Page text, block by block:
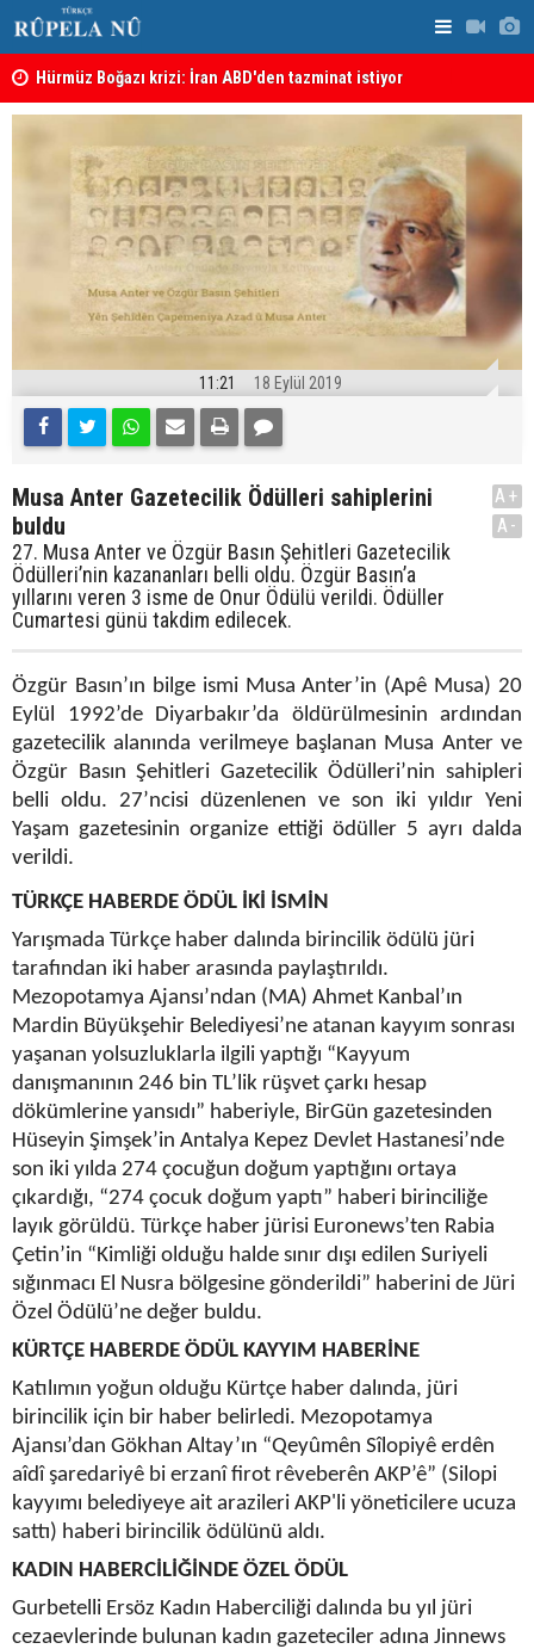
Hürmüz Boğazı krizi: İran ABD'den tazminat istiyor
11:21 18 Eylül 2019
Musa Anter Gazetecilik Ödülleri sahiplerini
buldu
27. Musa Anter ve Özgür Basın Şehitleri Gazetecilik
Ödülleri’nin kazananları belli oldu. Özgür Basın’a
yıllarını veren 3 isme de Onur Ödülü verildi. Ödüller
Cumartesi günü takdim edilecek.
A+
A-
Özgür Basın’ın bilge ismi Musa Anter’in (Apê Musa) 20
Eylül 1992’de Diyarbakır’da öldürülmesinin ardından
gazetecilik alanında verilmeye başlanan Musa Anter ve
Özgür Basın Şehitleri Gazetecilik Ödülleri’nin sahipleri
belli oldu. 27’ncisi düzenlenen ve son iki yıldır Yeni
Yaşam gazetesinin organize ettiği ödüller 5 ayrı dalda
verildi.
TÜRKÇE HABERDE ÖDÜL İKİ İSMİN
Yarışmada Türkçe haber dalında birincilik ödülü jüri
tarafından iki haber arasında paylaştırıldı.
Mezopotamya Ajansı’ndan (MA) Ahmet Kanbal’ın
Mardin Büyükşehir Belediyesi’ne atanan kayyım sonrası
yaşanan yolsuzluklarla ilgili yaptığı “Kayyum
danışmanının 246 bin TL’lik rüşvet çarkı hesap
dökümlerine yansıdı” haberiyle, BirGün gazetesinden
Hüseyin Şimşek’in Antalya Kepez Devlet Hastanesi’nde
son iki yılda 274 çocuğun doğum yaptığını ortaya
çıkardığı, “274 çocuk doğum yaptı” haberi birinciliğe
layık görüldü. Türkçe haber jürisi Euronews’ten Rabia
Çetin’in “Kimliği olduğu halde sınır dışı edilen Suriyeli
sığınmacı El Nusra bölgesine gönderildi” haberini de Jüri
Özel Ödülü’ne değer buldu.
KÜRTÇE HABERDE ÖDÜL KAYYIM HABERİNE
Katılımın yoğun olduğu Kürtçe haber dalında, jüri
birincilik için bir haber belirledi. Mezopotamya
Ajansı’dan Gökhan Altay’ın “Qeyûmên Sîlopiyê erdên
aîdî şaredariyê bi erzanî firot rêveberên AKP’ê” (Silopi
kayyımı belediyeye ait arazileri AKP'li yöneticilere ucuza
sattı) haberi birincilik ödülünü aldı.
KADIN HABERCİLİĞİNDE ÖZEL ÖDÜL
Gurbetelli Ersöz Kadın Haberciliği dalında bu yıl jüri
cezaevlerinde bulunan kadın gazeteciler adına Jinnews